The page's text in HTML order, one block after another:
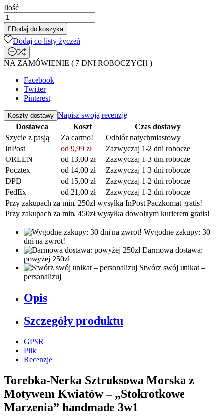
Ilość
 Dodaj do koszyka
Dodaj do listy życzeń
NA ZAMÓWIENIE ( 7 DNI ROBOCZYCH )
Facebook
Twitter
Pinterest
Koszty dostawy Napisz swoją recenzję
Dostawca
Koszt
Czas dostawy
Szycie z pasją
Za darmo!
Odbiór natychmiastowy
InPost
od 9,99 zł
Zazwyczaj 1-2 dni robocze
ORLEN
od 13,00 zł
Zazwyczaj 1-3 dni robocze
Pocztex
od 14,00 zł
Zazwyczaj 1-3 dni robocze
DPD
od 15,00 zł
Zazwyczaj 1-2 dni robocze
FedEx
od 21,00 zł
Zazwyczaj 1-2 dni robocze
Przy zakupach za min. 250zł wysyłka InPost Paczkomat gratis!
Przy zakupach za min. 450zł wysyłka dowolnym kurierem gratis!
Wygodne zakupy: 30
dni na zwrot!
Darmowa dostawa:
powyżej 250zł
Stwórz swój unikat –
personalizuj
Opis
Szczegóły produktu
GPSR
Pliki
Recenzje
Torebka-Nerka Sztruksowa Morska z
Motywem Kwiatów – „Stokrotkowe
Marzenia” handmade 3w1